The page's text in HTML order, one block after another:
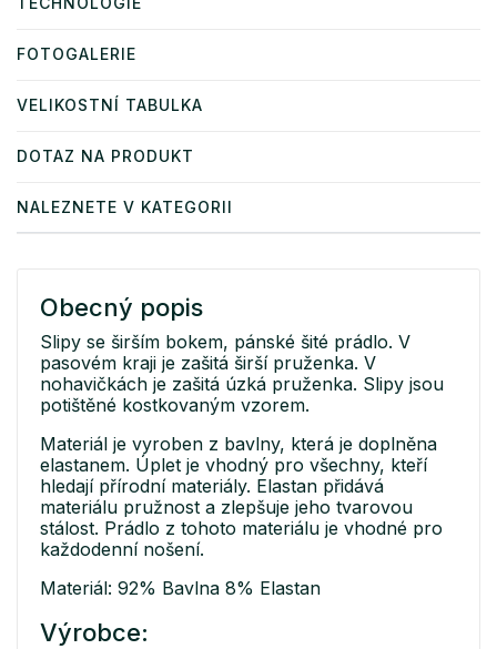
FOTOGALERIE
VELIKOSTNÍ TABULKA
DOTAZ NA PRODUKT
NALEZNETE V KATEGORII
Obecný popis
Slipy se širším bokem, pánské šité prádlo. V
pasovém kraji je zašitá širší pruženka. V
nohavičkách je zašitá úzká pruženka. Slipy jsou
potištěné kostkovaným vzorem.
Materiál je vyroben z bavlny, která je doplněna
elastanem. Úplet je vhodný pro všechny, kteří
hledají přírodní materiály. Elastan přidává
materiálu pružnost a zlepšuje jeho tvarovou
stálost. Prádlo z tohoto materiálu je vhodné pro
každodenní nošení.
Materiál: 92% Bavlna 8% Elastan
Výrobce: